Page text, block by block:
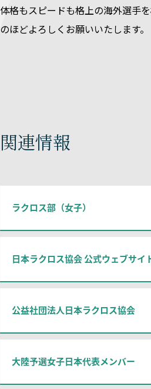
体格もスピードも格上の海外選手
のほどよろしくお願いいたします。
関連情報
ラクロス部（女子）
日本ラクロス協会 公式ウェブサイ
公益社団法人日本ラクロス協会
大陸予選女子日本代表メンバー